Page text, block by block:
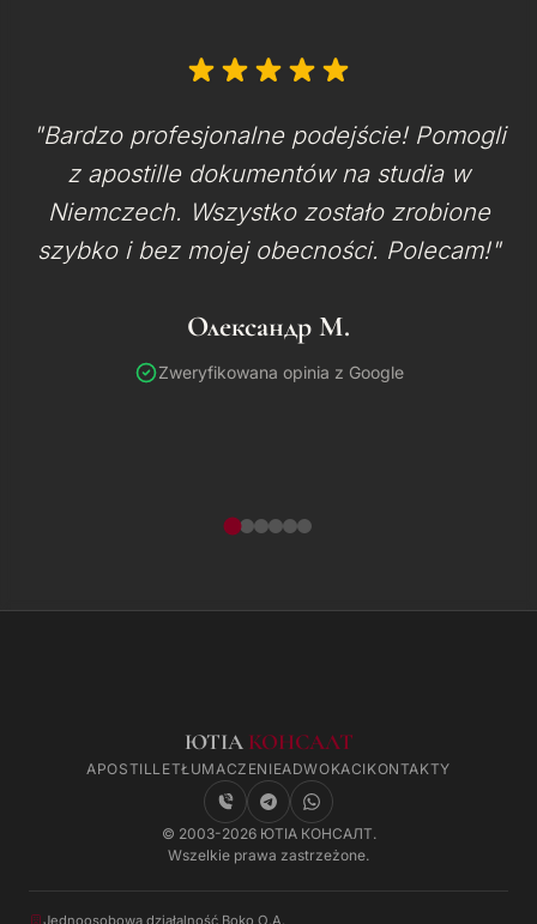
"Bardzo profesjonalne podejście! Pomogli
z apostille dokumentów na studia w
Niemczech. Wszystko zostało zrobione
szybko i bez mojej obecności. Polecam!"
Олександр М.
Zweryfikowana opinia z Google
ЮТІА КОНСАЛТ
APOSTILLETŁUMACZENIEADWOKACI KONTAKTY
© 2003-2026 ЮТІА КОНСАЛТ.
Wszelkie prawa zastrzeżone.
Jednoosobowa działalność Boko O.A.